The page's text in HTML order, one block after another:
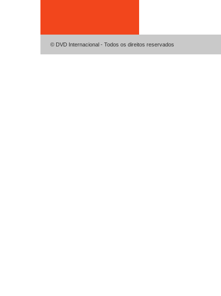
© DVD Internacional - Todos os direitos reservados